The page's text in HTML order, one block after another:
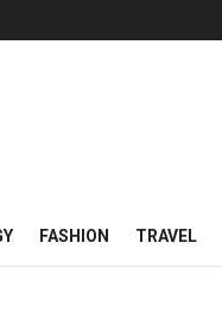
FASHION TRAVEL